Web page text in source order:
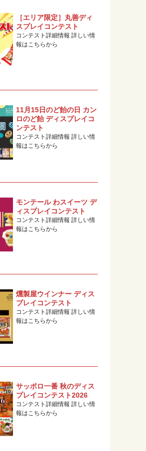
［エリア限定］丸善ディ
スプレイコンテスト
コンテスト詳細情報 詳しい情
報はこちらから
11月15日のど飴の日 カン
ロのど飴 ディスプレイコ
ンテスト
コンテスト詳細情報 詳しい情
報はこちらから
モンテール わスイーツ デ
ィスプレイコンテスト
コンテスト詳細情報 詳しい情
報はこちらから
燻製屋ウインナー ディス
プレイコンテスト
コンテスト詳細情報 詳しい情
報はこちらから
サッポロ一番 秋のディス
プレイコンテスト2026
コンテスト詳細情報 詳しい情
報はこちらから